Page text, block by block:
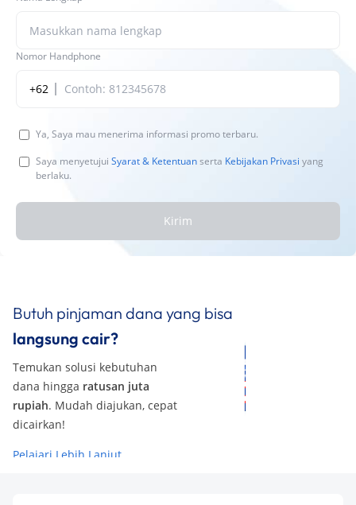
Nomor Handphone
+62
Ya, Saya mau menerima informasi promo terbaru.
Saya menyetujui Syarat & Ketentuanserta Kebijakan Privasi yang
berlaku.
Kirim
Butuh pinjaman dana yang bisa
langsung cair?
Temukan solusi kebutuhan
dana hingga ratusan juta
rupiah. Mudah diajukan, cepat
dicairkan!
Pelajari Lebih Lanjut